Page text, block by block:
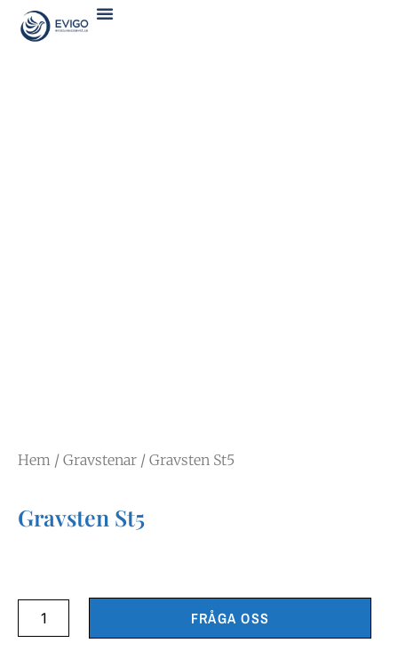
Hem / Gravstenar / Gravsten St5
Gravsten St5
FRÅGA OSS